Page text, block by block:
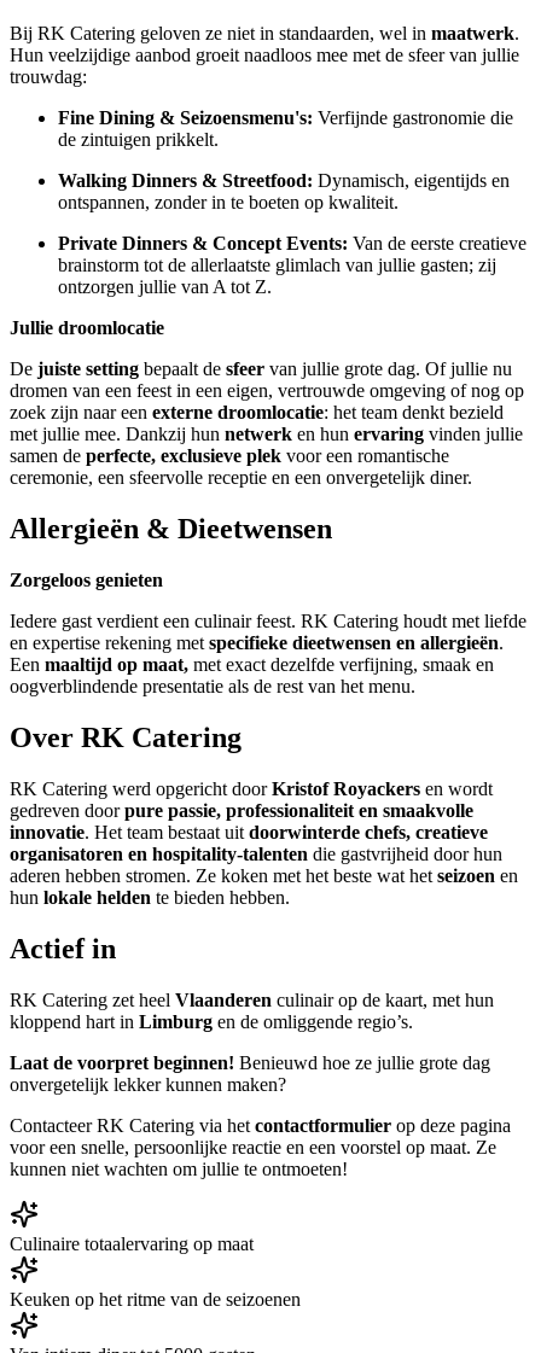
Bij RK Catering geloven ze niet in standaarden, wel in maatwerk.
Hun veelzijdige aanbod groeit naadloos mee met de sfeer van jullie
trouwdag:
Fine Dining & Seizoensmenu's: Verfijnde gastronomie die
de zintuigen prikkelt.
Walking Dinners & Streetfood: Dynamisch, eigentijds en
ontspannen, zonder in te boeten op kwaliteit.
Private Dinners & Concept Events: Van de eerste creatieve
brainstorm tot de allerlaatste glimlach van jullie gasten; zij
ontzorgen jullie van A tot Z.
Jullie droomlocatie
De juiste setting bepaalt de sfeer van jullie grote dag. Of jullie nu
dromen van een feest in een eigen, vertrouwde omgeving of nog op
zoek zijn naar een externe droomlocatie: het team denkt bezield
met jullie mee. Dankzij hun netwerk en hun ervaring vinden jullie
samen de perfecte, exclusieve plek voor een romantische
ceremonie, een sfeervolle receptie en een onvergetelijk diner.
Allergieën & Dieetwensen
Zorgeloos genieten
Iedere gast verdient een culinair feest. RK Catering houdt met liefde
en expertise rekening met specifieke dieetwensen en allergieën.
Een maaltijd op maat, met exact dezelfde verfijning, smaak en
oogverblindende presentatie als de rest van het menu.
Over RK Catering
RK Catering werd opgericht doorKristof Royackers en wordt
gedreven doorpure passie, professionaliteit en smaakvolle
innovatie. Het team bestaat uit doorwinterde chefs, creatieve
organisatoren en hospitality-talenten die gastvrijheid door hun
aderen hebben stromen. Ze koken met het beste wat het seizoen en
hun lokale helden te bieden hebben.
Actief in
RK Catering zet heel Vlaanderen culinair op de kaart, met hun
kloppend hart in Limburg en de omliggende regio’s.
Laat de voorpret beginnen! Benieuwd hoe ze jullie grote dag
onvergetelijk lekker kunnen maken?
Contacteer RK Catering via het contactformulier op deze pagina
voor een snelle, persoonlijke reactie en een voorstel op maat. Ze
kunnen niet wachten om jullie te ontmoeten!
Culinaire totaalervaring op maat
Keuken op het ritme van de seizoenen